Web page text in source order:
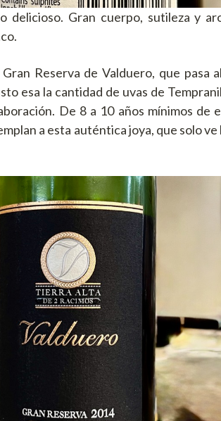
delicioso. Gran cuerpo, sutileza y
Reserva de Valduero, que pasa
esa la cantidad de uvas de
De 8 a 10 años mínimos de
a esta auténtica joya, que solo ve